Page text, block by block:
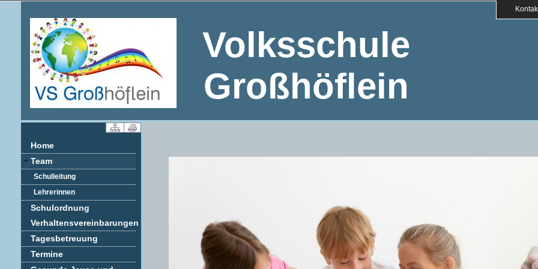
Volksschule
Großhöflein
Home
Team
Schulleitung
Lehrerinnen
Schulordnung
Verhaltensvereinbarungen
Tagesbetreuung
Termine